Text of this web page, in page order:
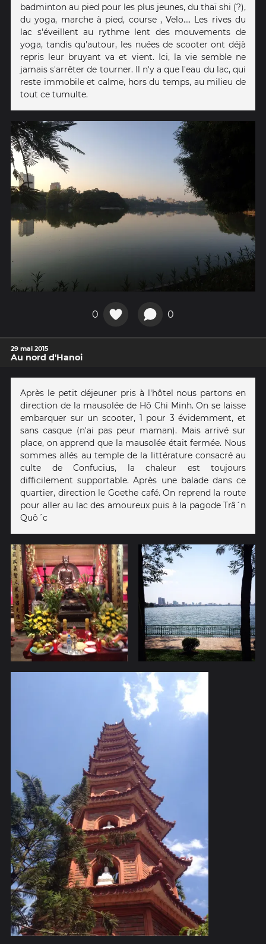
badminton au pied pour les plus jeunes, du thaï shi (?),
du yoga, marche à pied, course , Velo.... Les rives du
lac s'éveillent au rythme lent des mouvements de
yoga, tandis qu'autour, les nuées de scooter ont déjà
repris leur bruyant va et vient. Ici, la vie semble ne
jamais s'arrêter de tourner. Il n'y a que l'eau du lac, qui
reste immobile et calme, hors du temps, au milieu de
tout ce tumulte.
0 0
29 mai 2015
Au nord d'Hanoi
Après le petit déjeuner pris à l'hôtel nous partons en
direction de la mausolée de Hô Chi Minh. On se laisse
embarquer sur un scooter, 1 pour 3 évidemment, et
sans casque (n'ai pas peur maman). Mais arrivé sur
place, on apprend que la mausolée était fermée. Nous
sommes allés au temple de la littérature consacré au
culte de Confucius, la chaleur est toujours
difficilement supportable. Après une balade dans ce
quartier, direction le Goethe café. On reprend la route
pour aller au lac des amoureux puis à la pagode Trâ´n
Quô´c